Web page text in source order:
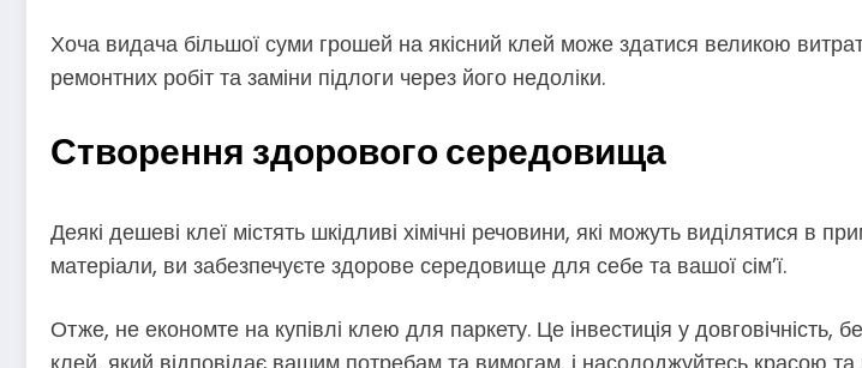
Хоча видача більшої суми грошей на якісний клей може здатися великою
ремонтних робіт та заміни підлоги через його недоліки.
Створення здорового середовища
Деякі дешеві клеї містять шкідливі хімічні речовини, які можуть виділятися в
матеріали, ви забезпечуєте здорове середовище для себе та вашої сім’ї.
Отже, не економте на купівлі клею для паркету. Це інвестиція у